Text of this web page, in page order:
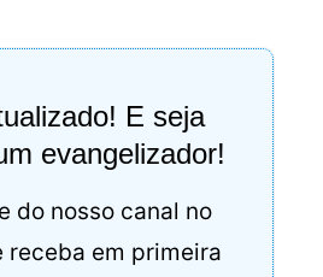
E seja
evangelizador!
do nosso canal no
receba em primeira